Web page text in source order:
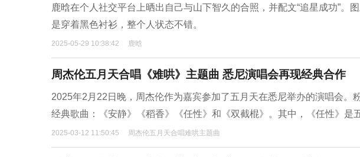
鹿晗在个人社交平台上晒出自己与山下智久的合照，并配文“追星成功”。
是穿着黑色衬衫，整个人状态不错。
2025-05-29 10:38:42 鹿晗
周杰伦五月天合唱《难哄》主题曲 悉尼演唱会再现经典合作
2025年2月22日晚，周杰伦作为嘉宾参加了五月天在悉尼举办的演唱会。
经典歌曲：《安静》《稻香》《任性》和《双截棍》。其中，《任性》是
2025-03-12 11:50:45 周杰伦五月天合唱难哄主题曲